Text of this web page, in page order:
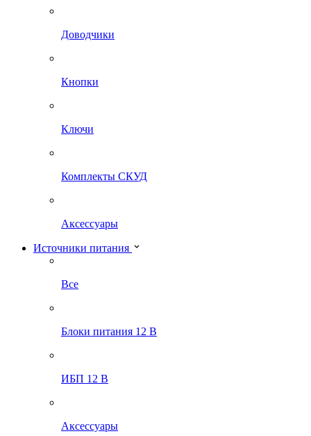
Доводчики
Кнопки
Ключи
Комплекты СКУД
Аксессуары
Источники питания
Все
Блоки питания 12 В
ИБП 12 В
Аксессуары